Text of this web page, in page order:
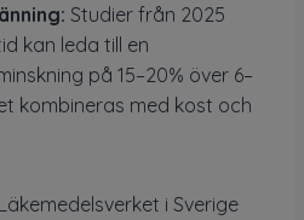
Studier från 2025
kan leda till en
på 15–20% över 6–
kombineras med kost och
i Sverige